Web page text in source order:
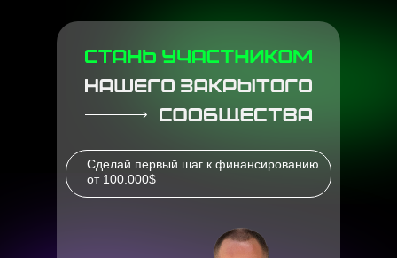
Сделай первый шаг к финансированию
от 100.000$